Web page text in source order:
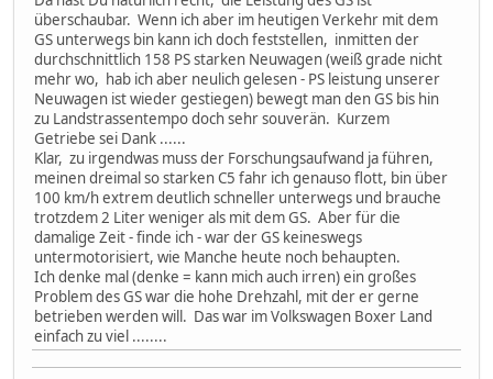
überschaubar. Wenn ich aber im heutigen Verkehr mit dem
GS unterwegs bin kann ich doch feststellen, inmitten der
durchschnittlich 158 PS starken Neuwagen (weiß grade nicht
mehr wo, hab ich aber neulich gelesen - PS leistung unserer
Neuwagen ist wieder gestiegen) bewegt man den GS bis hin
zu Landstrassentempo doch sehr souverän. Kurzem
Getriebe sei Dank ......
Klar, zu irgendwas muss der Forschungsaufwand ja führen,
meinen dreimal so starken C5 fahr ich genauso flott, bin über
100 km/h extrem deutlich schneller unterwegs und brauche
trotzdem 2 Liter weniger als mit dem GS. Aber für die
damalige Zeit - finde ich - war der GS keineswegs
untermotorisiert, wie Manche heute noch behaupten.
Ich denke mal (denke = kann mich auch irren) ein großes
Problem des GS war die hohe Drehzahl, mit der er gerne
betrieben werden will. Das war im Volkswagen Boxer Land
einfach zu viel ........